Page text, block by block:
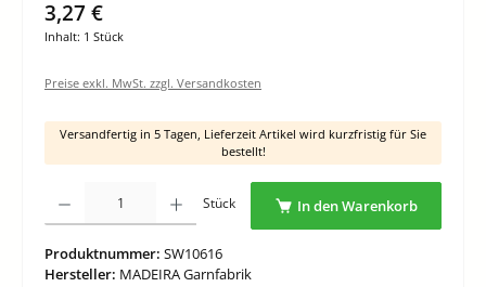
3,27 €
Inhalt: 1 Stück
Preise exkl. MwSt. zzgl. Versandkosten
Versandfertig in 5 Tagen, Lieferzeit Artikel wird kurzfristig für Sie
bestellt!
Produkt Anzahl: Gib den gewünschten Wert ein oder benutze die Schaltflächen um
Stück In den Warenkorb
Produktnummer: SW10616
Hersteller: MADEIRA Garnfabrik